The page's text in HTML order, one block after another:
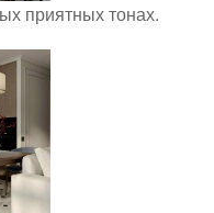
приятных тонах.